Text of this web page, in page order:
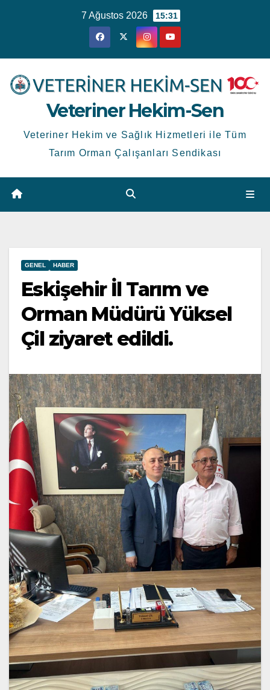
7 Ağustos 2026 15:31
Veteriner Hekim-Sen
Veteriner Hekim ve Sağlık Hizmetleri ile Tüm
Tarım Orman Çalışanları Sendikası
GENEL HABER
Eskişehir İl Tarım ve
Orman Müdürü Yüksel
Çil ziyaret edildi.